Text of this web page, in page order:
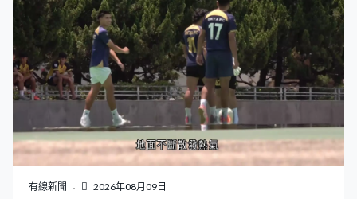
心CPI按年升0.9%，總體保持溫和上漲。而受輸入性和季
節性等因素影響，PPI按月下跌但按年保持上升。
有線新聞 2026年08月09日